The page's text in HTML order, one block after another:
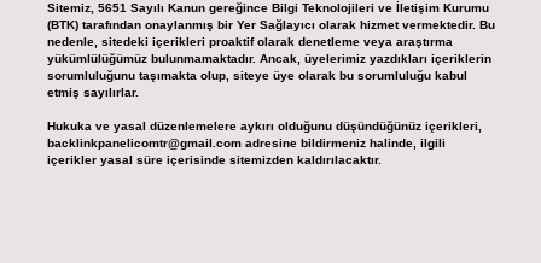
Sitemiz, 5651 Sayılı Kanun gereğince Bilgi Teknolojileri ve İletişim Kurumu
(BTK) tarafından onaylanmış bir Yer Sağlayıcı olarak hizmet vermektedir. Bu
nedenle, sitedeki içerikleri proaktif olarak denetleme veya araştırma
yükümlülüğümüz bulunmamaktadır. Ancak, üyelerimiz yazdıkları içeriklerin
sorumluluğunu taşımakta olup, siteye üye olarak bu sorumluluğu kabul
etmiş sayılırlar.
Hukuka ve yasal düzenlemelere aykırı olduğunu düşündüğünüz içerikleri,
backlinkpanelicomtr@gmail.comadresine bildirmeniz halinde, ilgili
içerikler yasal süre içerisinde sitemizden kaldırılacaktır.